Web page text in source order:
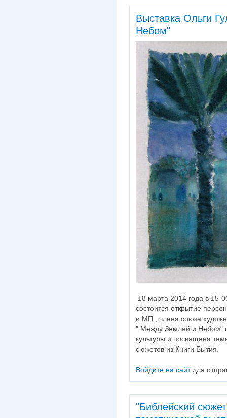
Выставка Ольги
Небом"
18 марта 2014 года в 15-
состоится открытие
и МП , члена союза
" Между Землёй и Небом"
культуры и посвящена
сюжетов из Книги Бытия.
Войдите на сайтдля
"Библейский